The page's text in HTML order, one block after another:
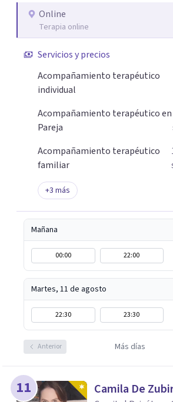
Online
Terapia online
Servicios y precios
Acompañamiento terapéutico
individual
Acompañamiento terapéutico en
Pareja
Acompañamiento terapéutico
familiar
+3 más
Mañana
00:00 22:00
Martes, 11 de agosto
22:30 23:30
Anterior Más días
11 Camila De